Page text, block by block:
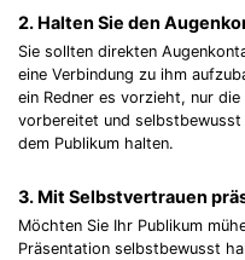
2. Halten Sie den
Sie sollten direkten
eine Verbindung zu ihm
ein Redner es vorzieht, nur
vorbereitet und
dem Publikum halten.
3. Mit Selbstvertrauen
Möchten Sie Ihr Publikum
Präsentation selbstbewusst